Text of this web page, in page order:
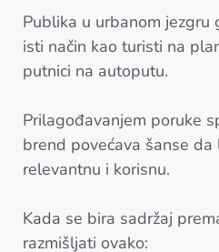
Publika u urbanom jezgru
isti način kao turisti na
putnici na autoputu.
Prilagođavanjem poruke
brend povećava šanse
relevantnu i korisnu.
Kada se bira sadržaj
razmišljati ovako: